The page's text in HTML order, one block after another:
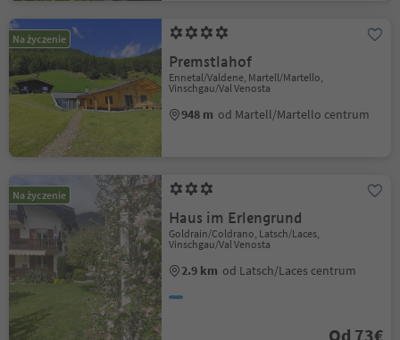
Na życzenie
Premstlahof
Ennetal/Valdene, Martell/Martello,
Vinschgau/Val Venosta
948 m od Martell/Martello centrum
Na życzenie
Haus im Erlengrund
Goldrain/Coldrano, Latsch/Laces,
Vinschgau/Val Venosta
2.9 km od Latsch/Laces centrum
Od 73€